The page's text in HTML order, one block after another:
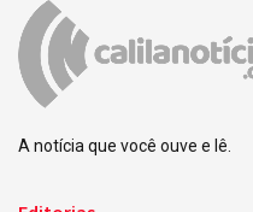
A notícia que você ouve e lê.